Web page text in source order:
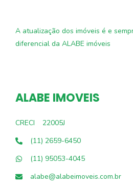
A atualização dos imóveis é e
diferencial da ALABE imóveis
ALABE IMOVEIS
CRECI
22005J
(11) 2659-6450
(11) 95053-4045
alabe@alabeimoveis.com.br